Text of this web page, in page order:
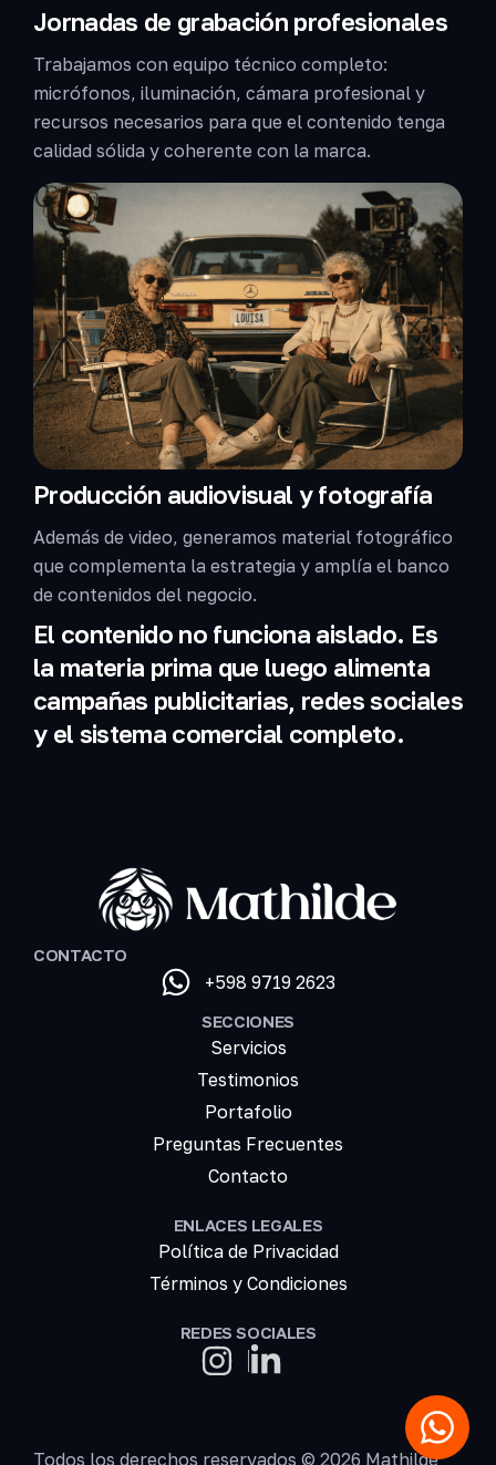
Jornadas de grabación profesionales
Trabajamos con equipo técnico completo:
micrófonos, iluminación, cámara profesional y
recursos necesarios para que el contenido tenga
calidad sólida y coherente con la marca.
Producción audiovisual y fotografía
Además de video, generamos material fotográfico
que complementa la estrategia y amplía el banco
de contenidos del negocio.
El contenido no funciona aislado. Es
la materia prima que luego alimenta
campañas publicitarias, redes sociales
y el sistema comercial completo.
CONTACTO
+598 9719 2623
SECCIONES
Servicios
Testimonios
Portafolio
Preguntas Frecuentes
Contacto
ENLACES LEGALES
Política de Privacidad
Términos y Condiciones
REDES SOCIALES
Todos los derechos reservados © 2026 Mathilde